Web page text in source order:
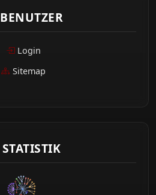
BENUTZER
Login
Sitemap
STATISTIK